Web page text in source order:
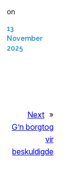
on
13
November
2025
Next »
G’n borgtog
vir
beskuldigde